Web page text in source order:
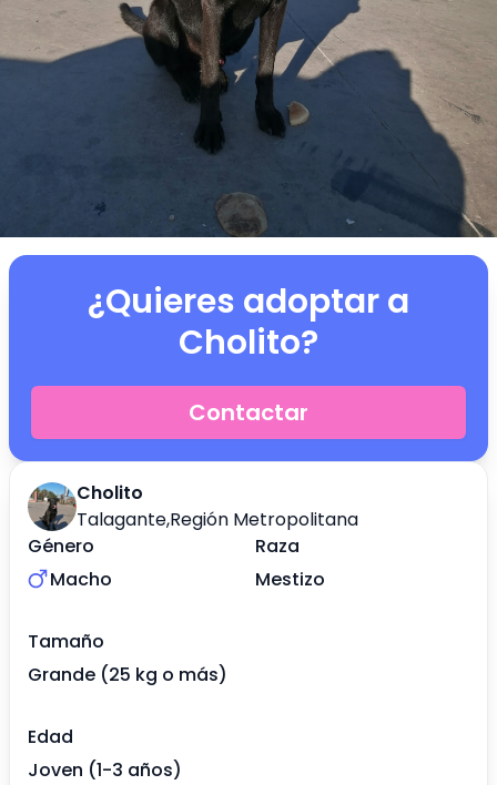
Cholito
Talagante,Región Metropolitana
Género
Macho
Raza
Mestizo
Tamaño
Grande (25 kg o más)
Edad
Joven (1-3 años)
¿Quieres adoptar a
Cholito?
Contactar